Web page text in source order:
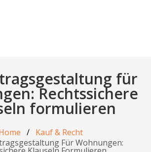
für
Rechtssichere
formulieren
Kauf & Recht
Für Wohnungen: